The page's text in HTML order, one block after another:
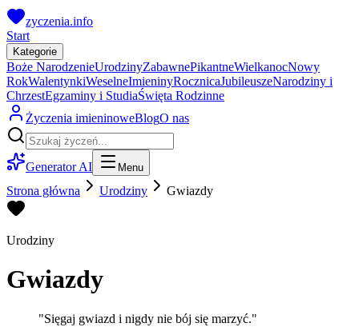
zyczenia.info
Start
Kategorie
Boże NarodzenieUrodzinyZabawnePikantneWielkanocNowy
RokWalentynkiWeselneImieninyRocznicaJubileuszeNarodziny i
ChrzestEgzaminy i StudiaŚwięta Rodzinne
Życzenia imieninoweBlogO nas
Generator AI Menu
Strona główna Urodziny Gwiazdy
Urodziny
Gwiazdy
"Sięgaj gwiazd i nigdy nie bój się marzyć."